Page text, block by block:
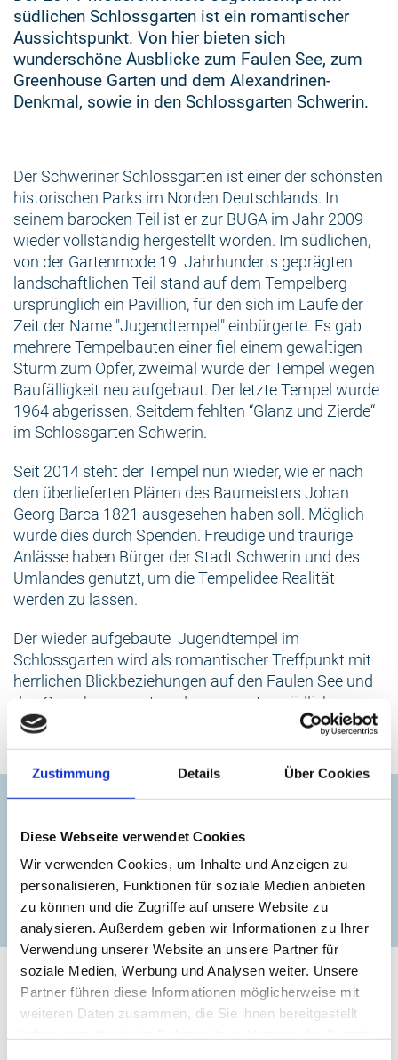
Zustimmung Details Über Cookies
Diese Webseite verwendet Cookies
Wir verwenden Cookies, um Inhalte und Anzeigen zu
personalisieren, Funktionen für soziale Medien anbieten
zu können und die Zugriffe auf unsere Website zu
analysieren. Außerdem geben wir Informationen zu Ihrer
Verwendung unserer Website an unsere Partner für
soziale Medien, Werbung und Analysen weiter. Unsere
Partner führen diese Informationen möglicherweise mit
weiteren Daten zusammen, die Sie ihnen bereitgestellt
südlichen Schlossgarten ist ein romantischer
Aussichtspunkt. Von hier bieten sich
wunderschöne Ausblicke zum Faulen See, zum
Greenhouse Garten und dem Alexandrinen-
Denkmal, sowie in den Schlossgarten Schwerin.
Der Schweriner Schlossgarten ist einer der schönsten
historischen Parks im Norden Deutschlands. In
seinem barocken Teil ist er zur BUGA im Jahr 2009
wieder vollständig hergestellt worden. Im südlichen,
von der Gartenmode 19. Jahrhunderts geprägten
landschaftlichen Teil stand auf dem Tempelberg
ursprünglich ein Pavillion, für den sich im Laufe der
Zeit der Name "Jugendtempel" einbürgerte. Es gab
mehrere Tempelbauten einer fiel einem gewaltigen
Sturm zum Opfer, zweimal wurde der Tempel wegen
Baufälligkeit neu aufgebaut. Der letzte Tempel wurde
1964 abgerissen. Seitdem fehlten “Glanz und Zierde“
im Schlossgarten Schwerin.
Seit 2014 steht der Tempel nun wieder, wie er nach
den überlieferten Plänen des Baumeisters Johan
Georg Barca 1821 ausgesehen haben soll. Möglich
wurde dies durch Spenden. Freudige und traurige
Anlässe haben Bürger der Stadt Schwerin und des
Umlandes genutzt, um die Tempelidee Realität
werden zu lassen.
Der wieder aufgebaute Jugendtempel im
Schlossgarten wird als romantischer Treffpunkt mit
herrlichen Blickbeziehungen auf den Faulen See und
den Greenhousegarten den gesamten südlichen
Parkbereich, mit dem Hippodrom und dem
Heckengarten, aufwerten.
Kontakt
Jugendtempel
zur Website